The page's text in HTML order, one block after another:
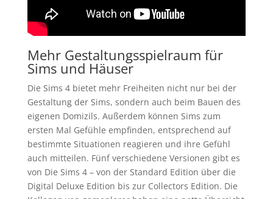
Mehr Gestaltungsspielraum für
Sims und Häuser
Die Sims 4 bietet mehr Freiheiten nicht nur bei der
Gestaltung der Sims, sondern auch beim Bauen des
eigenen Domizils. Außerdem können Sims zum
ersten Mal Gefühle empfinden, entsprechend auf
bestimmte Situationen reagieren und ihre Gefühl
auch mitteilen. Fünf verschiedene Versionen gibt es
von Die Sims 4 – von der Standard Edition über die
Digital Deluxe Edition bis zur Collectors Edition. Die